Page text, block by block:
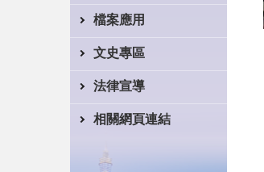
檔案應用
文史專區
法律宣導
相關網頁連結